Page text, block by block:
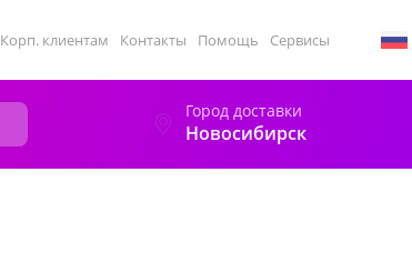
Корп. клиентам Контакты Помощь Сервисы
Город доставки
Новосибирск